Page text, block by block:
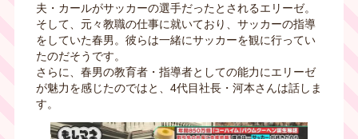
夫・カールがサッカーの選手だったとされるエリーゼ。
そして、元々教職の仕事に就いており、サッカーの指導
をしていた春男。彼らは一緒にサッカーを観に行ってい
たのだそうです。
さらに、春男の教育者・指導者としての能力にエリーゼ
が魅力を感じたのではと、4代目社長・河本さんは話しま
す。